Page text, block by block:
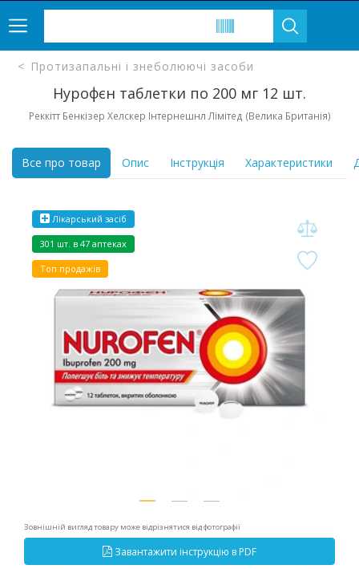
Протизапальні і знеболюючі засоби
Нурофєн таблетки по 200 мг 12 шт.
Реккітт Бенкізер Хелскер Інтернешнл Лімітед (Велика Британія)
Все про товар Опис Інструкція Характеристики
Лікарський засіб
301 шт. в 47 аптеках
Топ продажів
Зовнішній вигляд товару може відрізнятися від фотографії
Завантажити інструкцію в PDF